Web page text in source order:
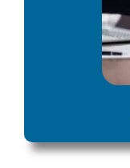
Acceso